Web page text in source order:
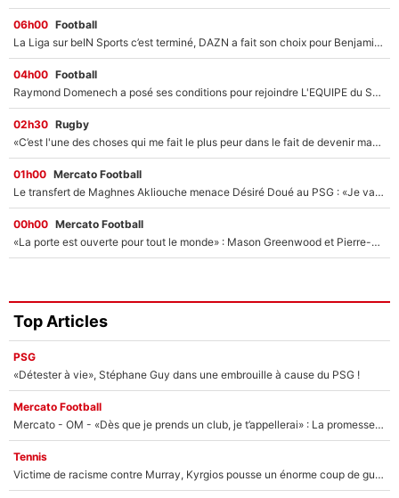
06h00 Football
La Liga sur beIN Sports c’est terminé, DAZN a fait son choix pour Benjamin Da Silva et Omar Da Fonseca !
04h00 Football
Raymond Domenech a posé ses conditions pour rejoindre L'EQUIPE du Soir : Il refuse de faire l'émission avec un autre chroniqueur !
02h30 Rugby
«C’est l'une des choses qui me fait le plus peur dans le fait de devenir maman» : En couple avec Antoine Dupont, Iris Mittenaere s'inquiète déjà pour ses futurs enfants !
01h00 Mercato Football
Le transfert de Maghnes Akliouche menace Désiré Doué au PSG : «Je valide à 200%»
00h00 Mercato Football
«La porte est ouverte pour tout le monde» : Mason Greenwood et Pierre-Emerick Aubameyang ont quitté l'OM, Amine Gouiri balance sur la suite du mercato et sur la réaction du vestiaire !
Top Articles
PSG
«Détester à vie», Stéphane Guy dans une embrouille à cause du PSG !
Mercato Football
Mercato - OM - «Dès que je prends un club, je t’appellerai» : La promesse de Marcelino au moment de claquer la porte
Tennis
Victime de racisme contre Murray, Kyrgios pousse un énorme coup de gueule !